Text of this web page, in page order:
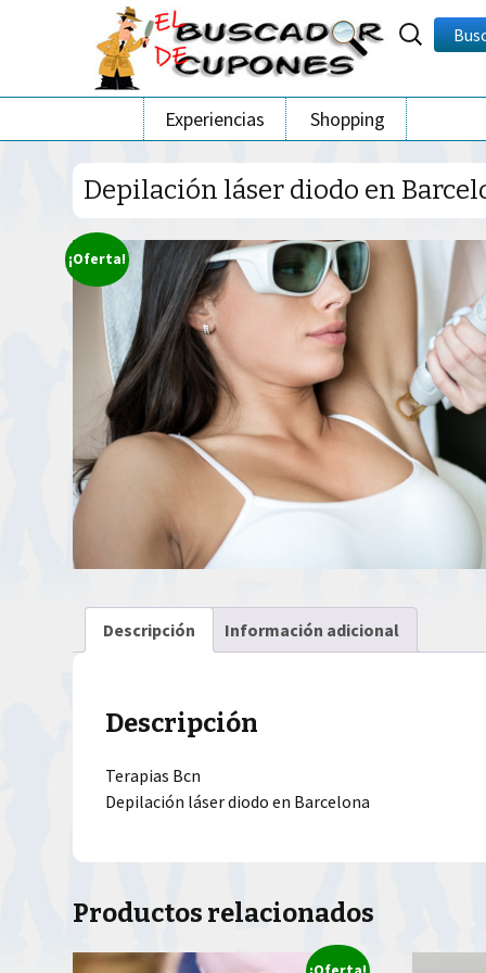
Buscar
por:
Ir
al
contenido
Experiencias Shopping
Depilación láser diodo en
¡Oferta!
Descripción Información adicional
Descripción
Terapias Bcn
Depilación láser diodo en Barcelona
Productos relacionados